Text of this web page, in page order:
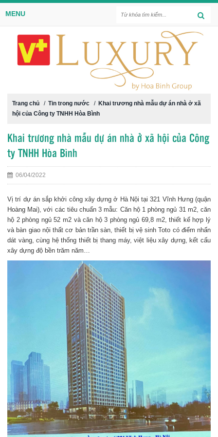
MENU
Trang chủ / Tin trong nước / Khai trương nhà mẫu dự án nhà ở xã
hội của Công ty TNHH Hòa Bình
Khai trương nhà mẫu dự án nhà ở xã hội của Công
ty TNHH Hòa Bình
06/04/2022
Vị trí dự án sắp khởi công xây dựng ở Hà Nội tại 321 Vĩnh Hưng (quận
Hoàng Mai), với các tiêu chuẩn 3 mẫu: Căn hộ 1 phòng ngủ 31 m2, căn
hộ 2 phòng ngủ 52 m2 và căn hộ 3 phòng ngủ 69,8 m2, thiết kế hợp lý
và bàn giao nội thất cơ bản trần sàn, thiết bị vệ sinh Toto có điểm nhấn
dát vàng, cùng hệ thống thiết bị thang máy, việt liệu xây dựng, kết cấu
xây dựng độ bền trăm năm…